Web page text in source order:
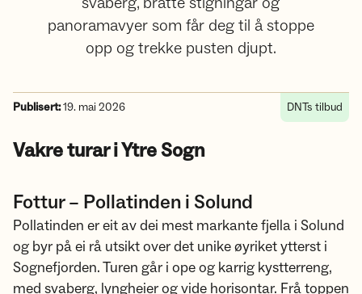
panoramavyer som får deg til å stoppe
opp og trekke pusten djupt.
Publisert:19. mai 2026 DNTs tilbud
Vakre turar i Ytre Sogn
Fottur – Pollatinden i Solund
Pollatinden er eit av dei mest markante fjella i Solund
og byr på ei rå utsikt over det unike øyriket ytterst i
Sognefjorden. Turen går i ope og karrig kystterreng,
med svaberg, lyngheier og vide horisontar. Frå toppen